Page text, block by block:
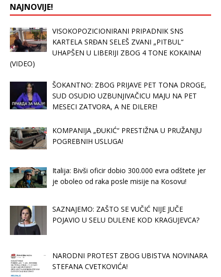
NAJNOVIJE!
VISOKOPOZICIONIRANI PRIPADNIK SNS
KARTELA SRĐAN SELEŠ ZVANI „PITBUL“
UHAPŠEN U LIBERIJI ZBOG 4 TONE KOKAINA!
(VIDEO)
ŠOKANTNO: ZBOG PRIJAVE PET TONA DROGE,
SUD OSUDIO UZBUNJIVAČICU MAJU NA PET
MESECI ZATVORA, A NE DILERE!
KOMPANIJA „ĐUKIĆ“ PRESTIŽNA U PRUŽANJU
POGREBNIH USLUGA!
Italija: Bivši oficir dobio 300.000 evra odštete jer
je oboleo od raka posle misije na Kosovu!
SAZNAJEMO: ZAŠTO SE VUČIĆ NIJE JUČE
POJAVIO U SELU DULENE KOD KRAGUJEVCA?
NARODNI PROTEST ZBOG UBISTVA NOVINARA
STEFANA CVETKOVIĆA!